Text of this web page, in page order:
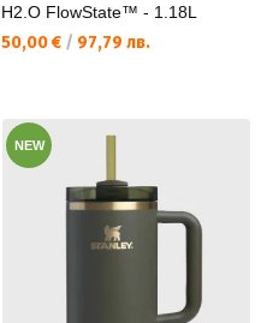
H2.O FlowState™ - 1.18L
Текуща цена:
50,00 € / 97,79 лв.
NEW